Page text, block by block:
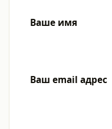
Ваше имя
Ваш email адрес